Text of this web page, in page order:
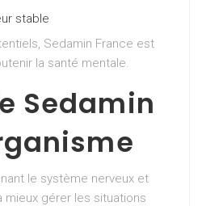
stable
Sedamin France est
la santé mentale.
Sedamin
le système nerveux et
mieux gérer les situations